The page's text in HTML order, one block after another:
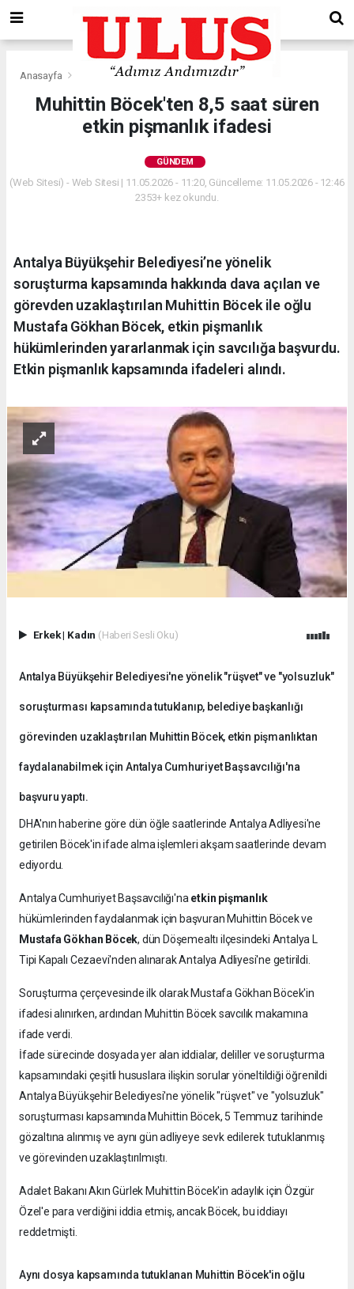
Anasayfa Gündem
Muhittin Böcek'ten 8,5 saat süren
etkin pişmanlık ifadesi
GÜNDEM
(Web Sitesi) - Web Sitesi | 11.05.2026 - 11:20, Güncelleme: 11.05.2026 - 12:46
2353+ kez okundu.
Antalya Büyükşehir Belediyesi’ne yönelik
soruşturma kapsamında hakkında dava açılan ve
görevden uzaklaştırılan Muhittin Böcek ile oğlu
Mustafa Gökhan Böcek, etkin pişmanlık
hükümlerinden yararlanmak için savcılığa başvurdu.
Etkin pişmanlık kapsamında ifadeleri alındı.
Erkek| Kadın (Haberi Sesli Oku)
Antalya Büyükşehir Belediyesi'ne yönelik "rüşvet" ve "yolsuzluk"
soruşturması kapsamında tutuklanıp, belediye başkanlığı
görevinden uzaklaştırılan Muhittin Böcek, etkin pişmanlıktan
faydalanabilmek için Antalya Cumhuriyet Başsavcılığı'na
başvuru yaptı.
DHA'nın haberine göre dün öğle saatlerinde Antalya Adliyesi'ne
getirilen Böcek'in ifade alma işlemleri akşam saatlerinde devam
ediyordu.
Antalya Cumhuriyet Başsavcılığı'na etkin pişmanlık
hükümlerinden faydalanmak için başvuran Muhittin Böcek ve
Mustafa Gökhan Böcek, dün Döşemealtı ilçesindeki Antalya L
Tipi Kapalı Cezaevi'nden alınarak Antalya Adliyesi'ne getirildi.
Soruşturma çerçevesinde ilk olarak Mustafa Gökhan Böcek'in
ifadesi alınırken, ardından Muhittin Böcek savcılık makamına
ifade verdi.
İfade sürecinde dosyada yer alan iddialar, deliller ve soruşturma
kapsamındaki çeşitli hususlara ilişkin sorular yöneltildiği öğrenildi
Antalya Büyükşehir Belediyesi'ne yönelik "rüşvet" ve "yolsuzluk"
soruşturması kapsamında Muhittin Böcek, 5 Temmuz tarihinde
gözaltına alınmış ve aynı gün adliyeye sevk edilerek tutuklanmış
ve görevinden uzaklaştırılmıştı.
Adalet Bakanı Akın Gürlek Muhittin Böcek'in adaylık için Özgür
Özel'e para verdiğini iddia etmiş, ancak Böcek, bu iddiayı
reddetmişti.
Aynı dosya kapsamında tutuklanan Muhittin Böcek'in oğlu